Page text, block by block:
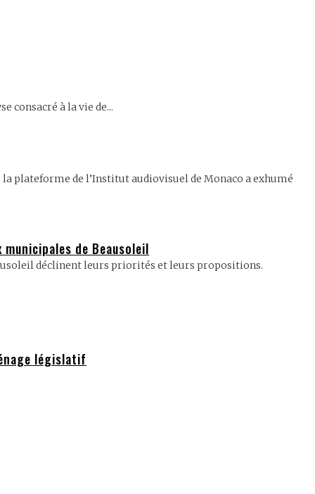
consacré à la vie de...
plateforme de l’Institut audiovisuel de Monaco a exhumé
de Beausoleil
déclinent leurs priorités et leurs propositions.
législatif